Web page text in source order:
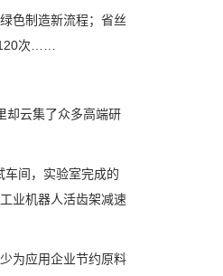
色制造新流程；省丝
次……
云集了众多高端研
间，实验室完成的
业机器人活齿架减速
为应用企业节约原料